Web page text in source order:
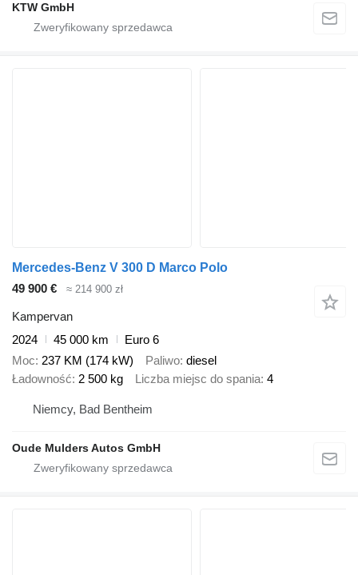
KTW GmbH
Mercedes-Benz V 300 D Marco Polo
49 900 €
≈ 214 900 zł
Kampervan
2024
45 000 km
Euro 6
Moc 237 KM (174 kW) Paliwo diesel
Ładowność 2 500 kg Liczba miejsc do spania 4
Niemcy, Bad Bentheim
Oude Mulders Autos GmbH